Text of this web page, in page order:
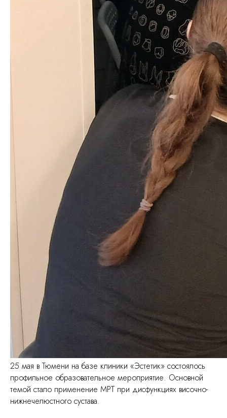
25 мая в Тюмени на базе клиники «Эстетик» состоялось
профильное образовательное мероприятие. Основной
темой стало применение МРТ при дисфункциях височно-
нижнечелюстного сустава.